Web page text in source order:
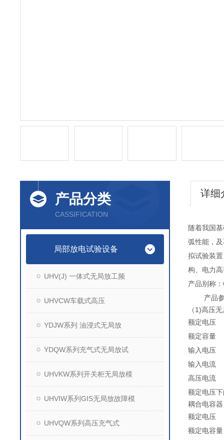
产品分类
CASSIFICATION
局部放电试验设备
UHV(J) 一体式无局放工频
UHVCW车载式高压
YDJW系列 油浸式无局放
YDQW系列充气式无局放试
UHVKW系列开关柜无局放模
UHVIW系列GIS无局放故障模
UHVQW系列高压充气式
详细
随着我国
弧性能，
拟试验装
构、电力
产品别称
产品参
（1)高压
额定电压
额定容量
输入电压
输入电流
高压电流
额定电压
耦合电容器
额定电压
额定电容量